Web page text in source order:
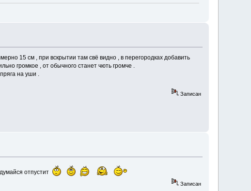
15 см , при вскрытии там свё видно , в перегородках добавить
громкое , от обычного станет чють громче .
на уши .
Записан
отпустит
Записан